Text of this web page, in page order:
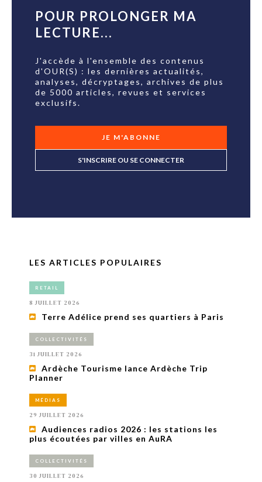
POUR PROLONGER MA
LECTURE...
J'accède à l'ensemble des contenus
d'OUR(S) : les dernières actualités,
analyses, décryptages, archives de plus
de 5000 articles, revues et services
exclusifs.
JE M'ABONNE
S'INSCRIRE OU SE CONNECTER
LES ARTICLES POPULAIRES
RETAIL
8 JUILLET 2026
Terre Adélice prend ses quartiers à Paris
COLLECTIVITÉS
31 JUILLET 2026
Ardèche Tourisme lance Ardèche Trip
Planner
MÉDIAS
29 JUILLET 2026
Audiences radios 2026 : les stations les
plus écoutées par villes en AuRA
COLLECTIVITÉS
30 JUILLET 2026